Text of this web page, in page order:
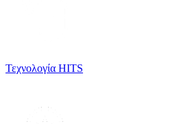
Τεχνολογία HITS